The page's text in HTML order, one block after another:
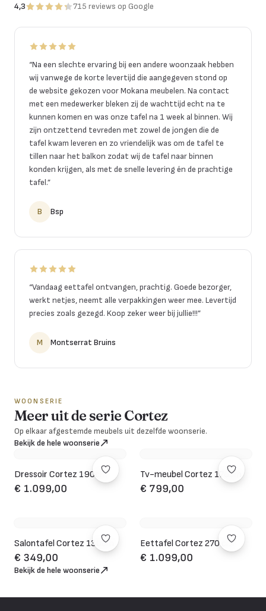
4,3 715 reviews op Google
“Na een slechte ervaring bij een andere woonzaak hebben
wij vanwege de korte levertijd die aangegeven stond op
de website gekozen voor Mokana meubelen. Na contact
met een medewerker bleken zij de wachttijd echt na te
kunnen komen en was onze tafel na 1 week al binnen. Wij
zijn ontzettend tevreden met zowel de jongen die de
tafel kwam leveren en zo vriendelijk was om de tafel te
tillen naar het balkon zodat wij de tafel naar binnen
konden krijgen, als met de snelle levering én de prachtige
tafel.”
B Bsp
“Vandaag eettafel ontvangen, prachtig. Goede bezorger,
werkt netjes, neemt alle verpakkingen weer mee. Levertijd
precies zoals gezegd. Koop zeker weer bij jullie!!!”
M Montserrat Bruins
WOONSERIE
Meer uit de serie Cortez
Op elkaar afgestemde meubels uit dezelfde woonserie.
Bekijk de hele woonserie
Dressoir Cortez 190cm
€ 1.099,00
Tv-meubel Cortez 170cm
€ 799,00
Salontafel Cortez 130cm
€ 349,00
Eettafel Cortez 270 cm
€ 1.099,00
Bekijk de hele woonserie